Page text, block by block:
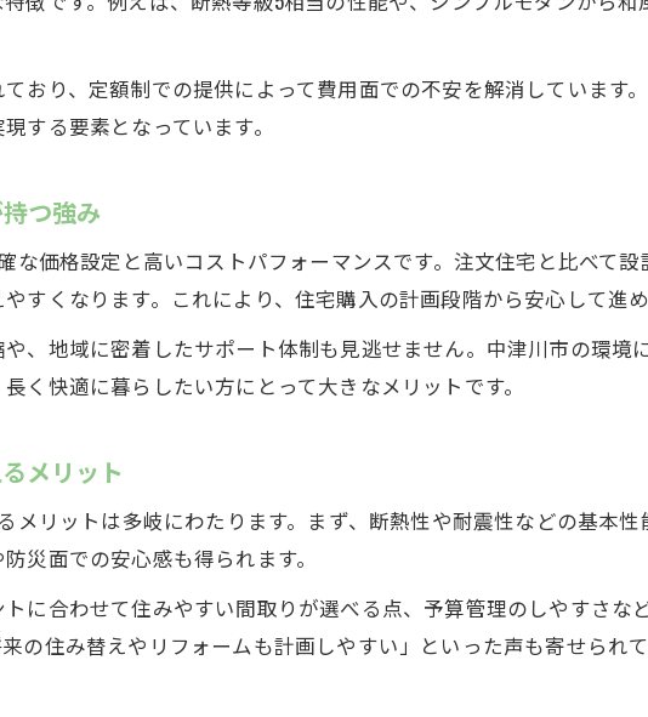
おり、定額制での提供によって費用面での不安を解消しています
する要素となっています。
つ強み
な価格設定と高いコストパフォーマンスです。注文住宅と比べて
すくなります。これにより、住宅購入の計画段階から安心して進め
、地域に密着したサポート体制も見逃せません。中津川市の環境
く快適に暮らしたい方にとって大きなメリットです。
メリット
メリットは多岐にわたります。まず、断熱性や耐震性などの基本
災面での安心感も得られます。
に合わせて住みやすい間取りが選べる点、予算管理のしやすさな
の住み替えやリフォームも計画しやすい」といった声も寄せられて